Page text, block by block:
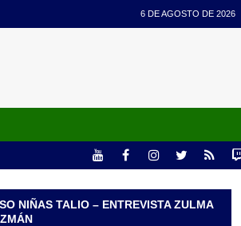
6 DE AGOSTO DE 2026
NIÑAS TALIO – ENTREVISTA ZULMA